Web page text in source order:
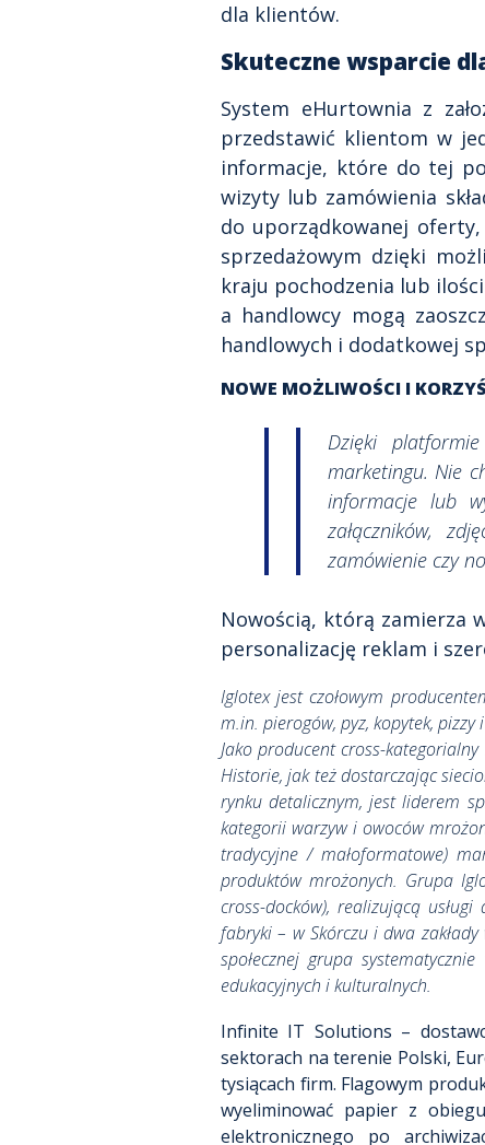
dla klientów.
Skuteczne wsparcie
System eHurtownia z
przedstawić klientom w
informacje, które do tej
wizyty lub zamówienia
do uporządkowanej
sprzedażowym dzięki
kraju pochodzenia lub
a handlowcy mogą
handlowych i dodatkowej
NOWE MOŻLIWOŚCI I
Dzięki
marketingu. Nie
informacje lub
załączników,
zamówienie czy
Nowością, którą zamierza
personalizację reklam i
Iglotex jest czołowym
m.in. pierogów, pyz, kopytek,
Jako producent cross-
Historie, jak też dostarczając
rynku detalicznym, jest liderem
kategorii warzyw i owoców
tradycyjne / małoformatowe)
produktów mrożonych. Grupa
cross-docków), realizującą
fabryki – w Skórczu i dwa
społecznej grupa
edukacyjnych i kulturalnych.
Infinite IT Solutions –
sektorach na terenie Polski,
tysiącach firm. Flagowym
wyeliminować papier z
elektronicznego po